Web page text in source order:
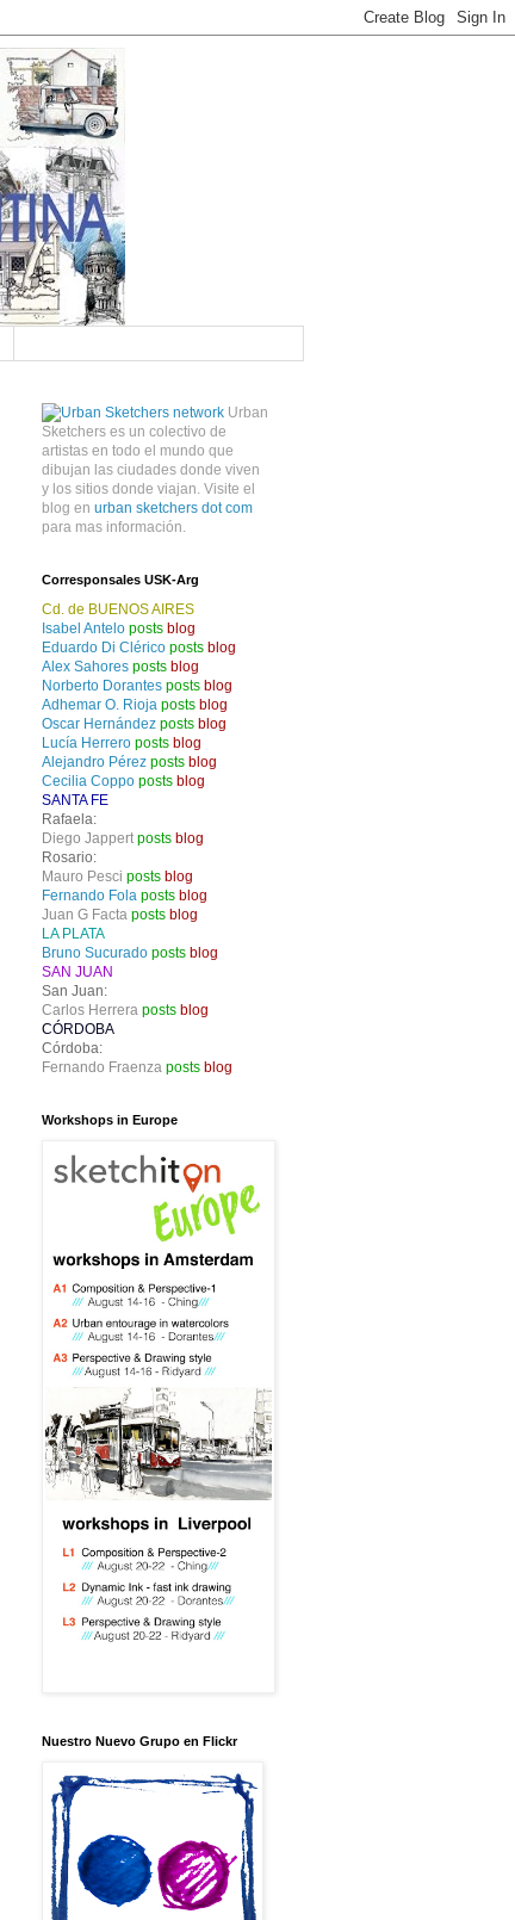
Urban
Sketchers es un colectivo de
artistas en todo el mundo que
dibujan las ciudades donde viven
y los sitios donde viajan. Visite el
blog en urban sketchers dot com
para mas información.
Corresponsales USK-Arg
Cd. de BUENOS AIRES
Isabel Antelo posts blog
Eduardo Di Clérico posts blog
Alex Sahores posts blog
Norberto Dorantes posts blog
Adhemar O. Rioja posts blog
Oscar Hernández posts blog
Lucía Herrero posts blog
Alejandro Pérez posts blog
Cecilia Coppo posts blog
SANTA FE
Rafaela:
Diego Jappert posts blog
Rosario:
Mauro Pesci posts blog
Fernando Fola posts blog
Juan G Facta posts blog
LA PLATA
Bruno Sucurado posts blog
SAN JUAN
San Juan:
Carlos Herrera posts blog
CÓRDOBA
Córdoba:
Fernando Fraenza posts blog
Workshops in Europe
Nuestro Nuevo Grupo en Flickr